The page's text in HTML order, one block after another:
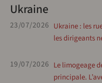
Ukraine
23/07/2026 Ukraine : les
les dirigeants
19/07/2026 Le limogeage
principale.